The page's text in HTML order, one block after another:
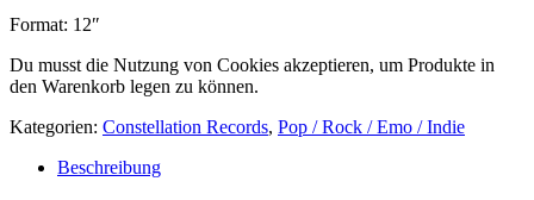
Format: 12″
Du musst die Nutzung von Cookies akzeptieren, um Produkte in
den Warenkorb legen zu können.
Kategorien: Constellation Records, Pop / Rock / Emo / Indie
Beschreibung